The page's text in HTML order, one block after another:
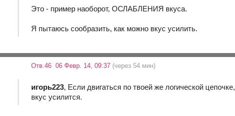
Это - пример наоборот, ОСЛАБЛЕНИЯ вкуса.
Я пытаюсь сообразить, как можно вкус усилить.
Отв.46 06 Февр. 14, 09:37 (через 54 мин)
игорь223, Если двигаться по твоей же логической
вкус усилится.